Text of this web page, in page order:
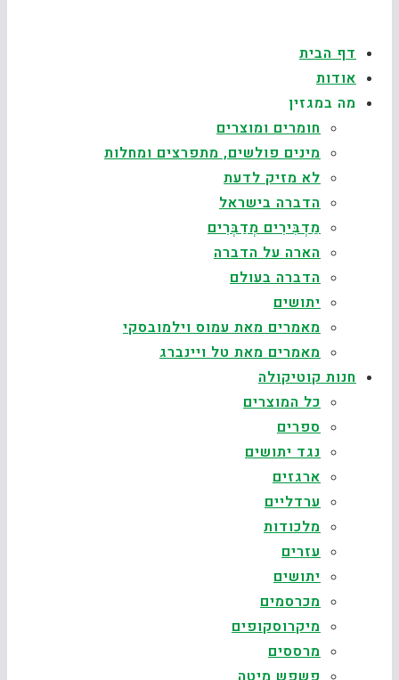
דף הבית
אודות
מה במגזין
חומרים ומוצרים
מינים פולשים, מתפרצים ומחלות
לא מזיק לדעת
הדברה בישראל
מַדְבִּירִים מְדַבְּרִים
הארה על הדברה
הדברה בעולם
יתושים
מאמרים מאת עמוס וילמובסקי
מאמרים מאת טל ויינברג
חנות קוטיקולה
כל המוצרים
ספרים
נגד יתושים
ארגזים
ערדליים
מלכודות
עזרים
יתושים
מכרסמים
מיקרוסקופים
מרססים